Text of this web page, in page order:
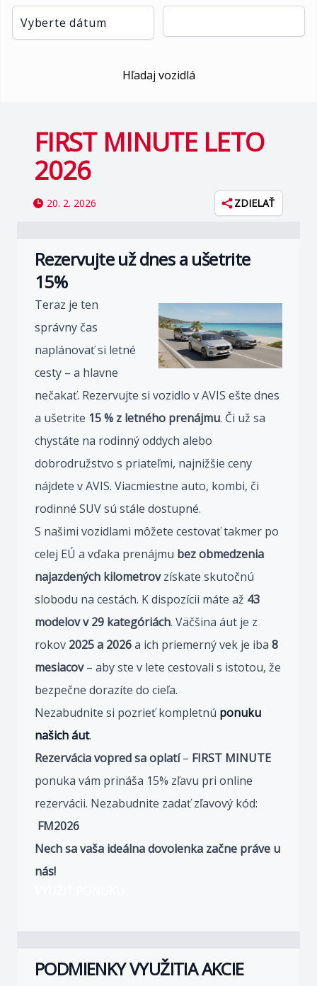
Vyberte dátum
Hľadaj vozidlá
FIRST MINUTE LETO
2026
20. 2. 2026 ZDIELAŤ
Rezervujte už dnes a ušetrite
15%
Teraz je ten
správny čas
naplánovať si letné
cesty – a hlavne
nečakať. Rezervujte si vozidlo v AVIS ešte dnes
a ušetrite 15 % z letného prenájmu. Či už sa
chystáte na rodinný oddych alebo
dobrodružstvo s priateľmi, najnižšie ceny
nájdete v AVIS. Viacmiestne auto, kombi, či
rodinné SUV sú stále dostupné.
S našimi vozidlami môžete cestovať takmer po
celej EÚ a vďaka prenájmu bez obmedzenia
najazdených kilometrovzískate skutočnú
slobodu na cestách. K dispozícii máte až 43
modelov v 29 kategóriách. Väčšina áut je z
rokov 2025 a 2026a ich priemerný vek je iba 8
mesiacov– aby ste v lete cestovali s istotou, že
bezpečne dorazíte do cieľa.
Nezabudnite si pozrieť kompletnú ponuku
našich áut.
Rezervácia vopred sa oplatí– FIRST MINUTE
ponuka vám prináša 15% zľavu pri online
rezervácii. Nezabudnite zadať zľavový kód:
FM2026
Nech sa vaša ideálna dovolenka začne práve u
nás!
PODMIENKY VYUŽITIA AKCIE